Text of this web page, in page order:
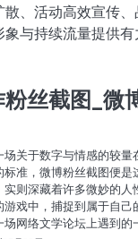
、活动高效宣传、
与持续流量提供有
丝截图_微
关于数字与情感的较量
准，微博粉丝截图便是
则深藏着许多微妙的人
戏中，捕捉到属于自己
网络文学论坛上遇到的